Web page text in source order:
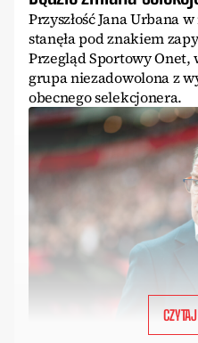
Przyszłość Jana Urbana
stanęła pod znakiem
Przegląd Sportowy Onet,
grupa niezadowolona z
obecnego selekcjonera.